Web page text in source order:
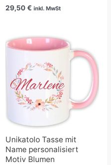
29,50 € inkl. MwSt
Unikatolo Tasse mit
Name personalisiert
Motiv Blumen